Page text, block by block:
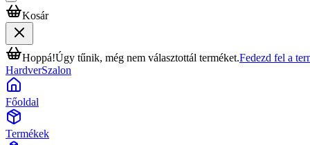
Kosár
Hoppá!Úgy tűnik, még nem választottál terméket.Fedezd fel a
HardverSzalon
Főoldal
Termékek